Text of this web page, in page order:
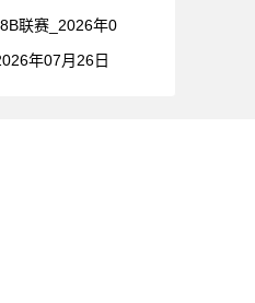
联赛_2026年0
年07月26日